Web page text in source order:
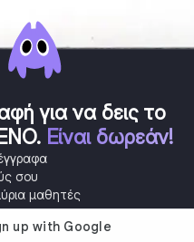
για να δεις το
. Είναι δωρεάν!
σου
μαθητές